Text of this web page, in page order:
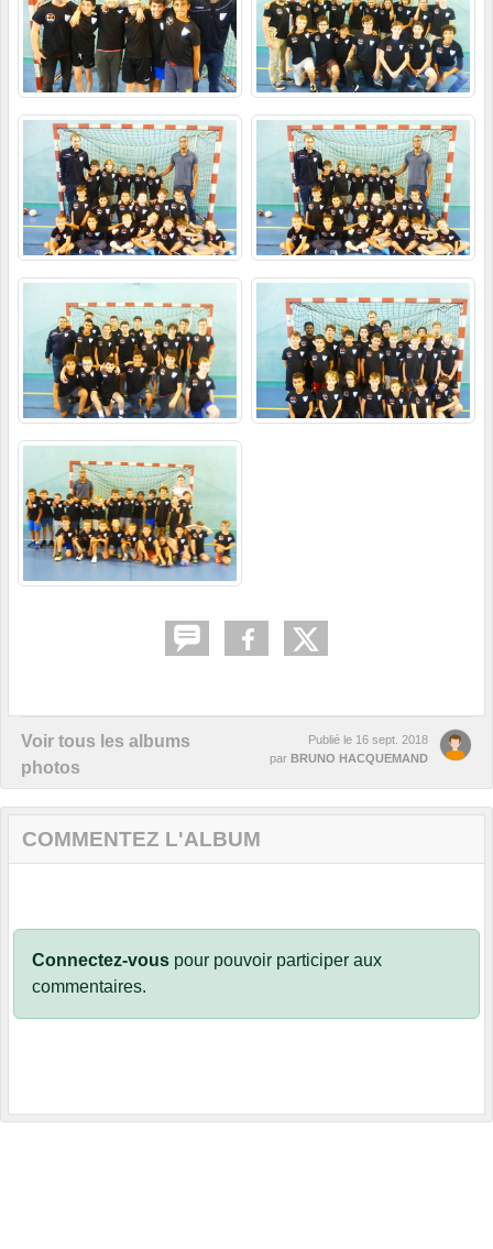
Voir tous les albums
photos
Publié le 16 sept. 2018
par BRUNO HACQUEMAND
COMMENTEZ L'ALBUM
Connectez-vous pour pouvoir participer aux
commentaires.